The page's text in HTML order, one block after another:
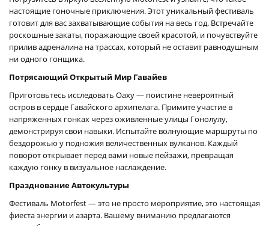
настоящие гоночные приключения. Этот уникальный фестиваль
готовит для вас захватывающие события на весь год. Встречайте
роскошные закаты, поражающие своей красотой, и почувствуйте
прилив адреналина на трассах, который не оставит равнодушным
ни одного гонщика.
Потрясающий Открытый Мир Гавайев
Приготовьтесь исследовать Оаху — поистине невероятный
остров в сердце Гавайского архипелага. Примите участие в
напряженных гонках через оживленные улицы Гонолулу,
демонстрируя свои навыки. Испытайте волнующие маршруты по
бездорожью у подножия величественных вулканов. Каждый
поворот открывает перед вами новые пейзажи, превращая
каждую гонку в визуальное наслаждение.
Празднование Автокультуры
Фестиваль Motorfest — это не просто мероприятие, это настоящая
фиеста энергии и азарта. Вашему вниманию предлагаются